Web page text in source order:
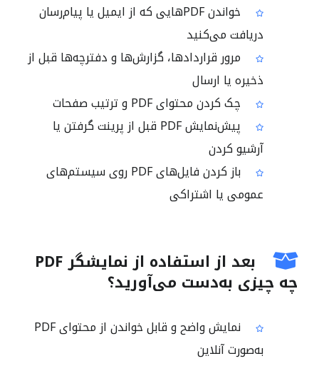
خواندن PDFهایی که از ایمیل یا پیام‌رسان
دریافت می‌کنید
مرور قراردادها، گزارش‌ها و دفترچه‌ها قبل از
ذخیره یا ارسال
چک کردن محتوای PDF و ترتیب صفحات
پیش‌نمایش PDF قبل از پرینت گرفتن یا
آرشیو کردن
باز کردن فایل‌های PDF روی سیستم‌های
عمومی یا اشتراکی
بعد از استفاده از نمایشگر PDF
چه چیزی به‌دست می‌آورید؟
نمایش واضح و قابل خواندن از محتوای PDF
به‌صورت آنلاین